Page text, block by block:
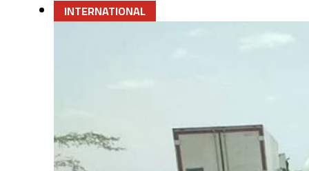
INTERNATIONAL